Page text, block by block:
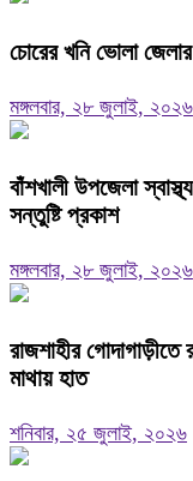
চোরের খনি ভোলা
মঙ্গলবার, ২৮ জুলাই, ২০২৬
বাঁশখালী উপজেলা
সন্তুষ্টি প্রকাশ
মঙ্গলবার, ২৮ জুলাই, ২০২৬
রাজশাহীর
মাথায় হাত
শনিবার, ২৫ জুলাই, ২০২৬